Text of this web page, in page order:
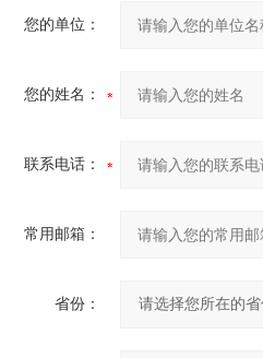
您的单位：
您的姓名：
联系电话：
常用邮箱：
省份：